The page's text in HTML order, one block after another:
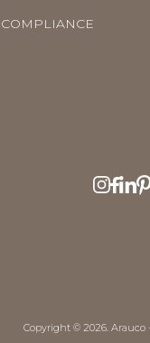
COMPLIANCE
Copyright © 2026. Arauco